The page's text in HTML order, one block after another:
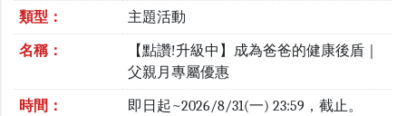
類型： 主題活動
名稱：
【點讚!升級中】成為爸爸的健康後盾｜
父親月專屬優惠
時間： 即日起~2026/8/31(一) 23:59，截止。